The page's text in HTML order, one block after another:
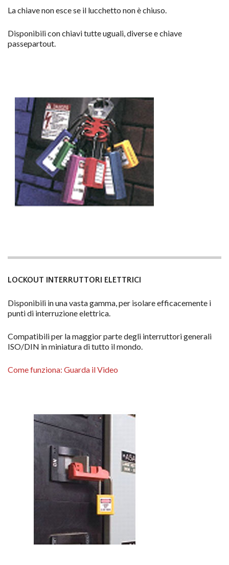
La chiave non esce se il lucchetto non è chiuso.
Disponibili con chiavi tutte uguali, diverse e chiave
passepartout.
LOCKOUT INTERRUTTORI ELETTRICI
Disponibili in una vasta gamma, per isolare efficacemente i
punti di interruzione elettrica.
Compatibili per la maggior parte degli interruttori generali
ISO/DIN in miniatura di tutto il mondo.
Come funziona: Guarda il Video